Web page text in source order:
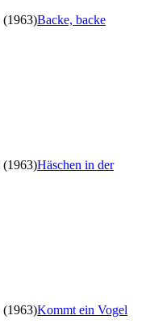
(1963)Backe, backe
(1963)Häschen in der
(1963)Kommt ein Vogel